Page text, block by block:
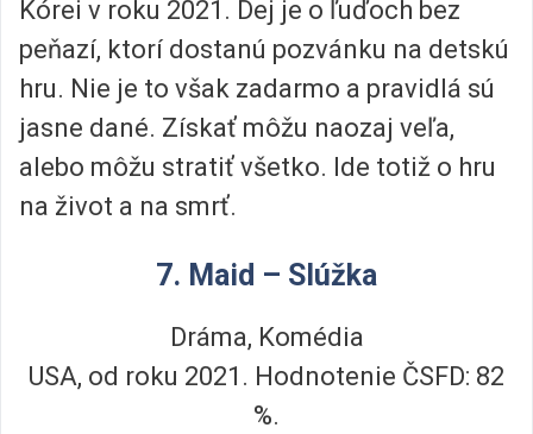
Kórei v roku 2021. Dej je o ľuďoch bez
peňazí, ktorí dostanú pozvánku na detskú
hru. Nie je to však zadarmo a pravidlá sú
jasne dané. Získať môžu naozaj veľa,
alebo môžu stratiť všetko. Ide totiž o hru
na život a na smrť.
7. Maid – Slúžka
Dráma, Komédia
USA, od roku 2021. Hodnotenie ČSFD: 82
%.